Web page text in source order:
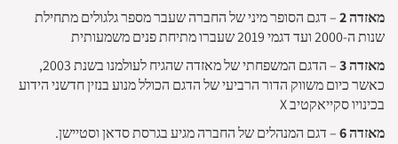
מאזדה 2
– דגם הסופר מיני של החברה שעבר מספר גלגולים מתחילת
שנות ה-2000 ועד דגמי 2019 שעברו מתיחת פנים משמעותית
מאזדה 3
– הדגם המשפחתי של מאזדה שהגיח לעולמנו בשנת 2003,
כאשר כיום משווק הדור הרביעי של הדגם הכולל מנוע בנזין חדשני הידוע
בכינויו סקייאקטיב X
מאזדה 6
– דגם המנהלים של החברה מגיע בגרסת סדאן וסטיישן.